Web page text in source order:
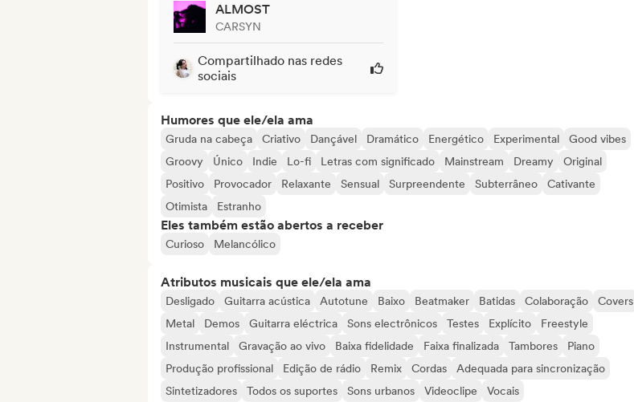
ALMOST
CARSYN
Compartilhado nas redes
sociais
Humores que ele/ela ama
Gruda na cabeça Criativo Dançável Dramático Energético Experimental
Good vibes
Groovy
Único Indie Lo-fi Letras com significado Mainstream Dreamy
Original
Positivo
Provocador Relaxante Sensual Surpreendente Subterrâneo
Cativante
Otimista
Estranho
Eles também estão abertos a receber
Curioso Melancólico
Atributos musicais que ele/ela ama
Desligado Guitarra acústica Autotune Baixo Beatmaker Batidas Colaboração
Covers
Metal
Demos Guitarra eléctrica Sons electrônicos Testes Explícito
Freestyle
Instrumental
Gravação ao vivo Baixa fidelidade Faixa finalizada Tambores
Piano
Produção profissional
Edição de rádio Remix Cordas
Adequada para sincronização
Sintetizadores
Todos os suportes Sons urbanos Videoclipe Vocais